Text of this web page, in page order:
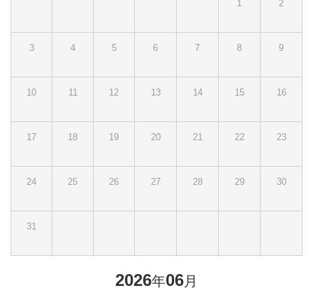
1 2
3 4 5 6 7 8 9
10 11 12 13 14 15 16
17 18 19 20 21 22 23
24 25 26 27 28 29 30
31
2026年06月